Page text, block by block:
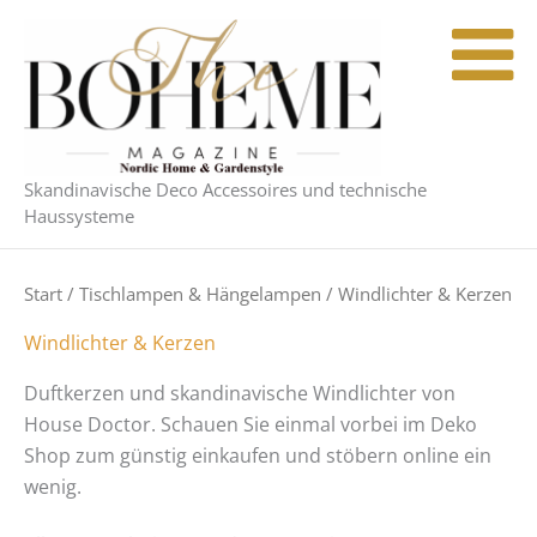
springen
Skandinavische Deco Accessoires und technische
Haussysteme
Start / Tischlampen & Hängelampen / Windlichter & Kerzen
Windlichter & Kerzen
Duftkerzen und skandinavische Windlichter von
House Doctor. Schauen Sie einmal vorbei im Deko
Shop zum günstig einkaufen und stöbern online ein
wenig.